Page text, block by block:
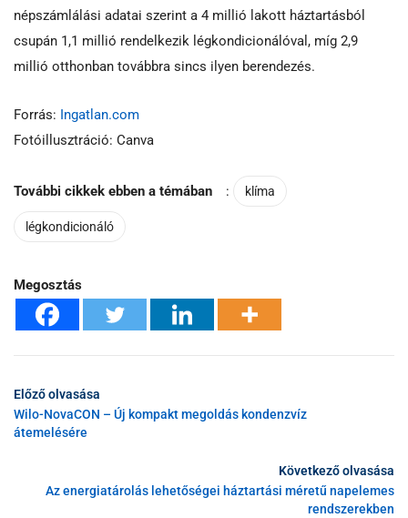
népszámlálási adatai szerint a 4 millió lakott háztartásból
csupán 1,1 millió rendelkezik légkondicionálóval, míg 2,9
millió otthonban továbbra sincs ilyen berendezés.
Forrás: Ingatlan.com
Fotóillusztráció: Canva
További cikkek ebben a témában : klíma
légkondicionáló
Megosztás
Előző olvasása
Wilo-NovaCON – Új kompakt megoldás kondenzvíz
átemelésére
Következő olvasása
Az energiatárolás lehetőségei háztartási méretű napelemes
rendszerekben